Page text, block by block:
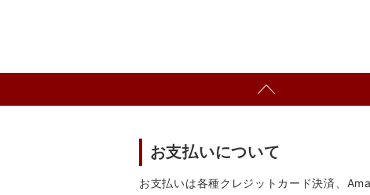
お支払いについて
お支払いは各種クレジットカード決済、